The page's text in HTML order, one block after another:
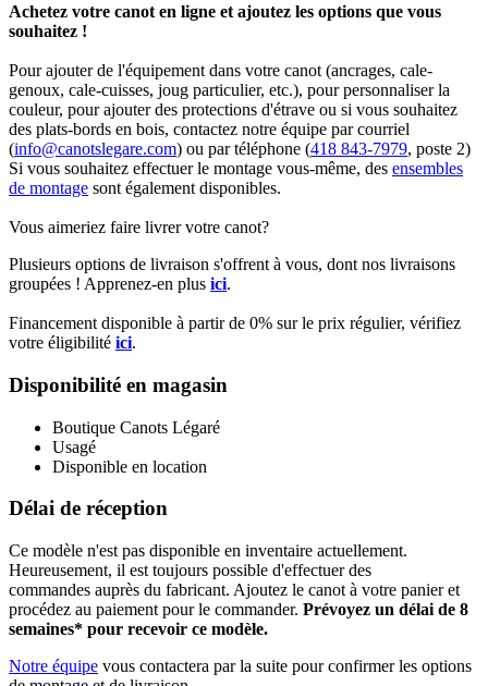
Achetez votre canot en ligne et ajoutez les options que vous
souhaitez !
Pour ajouter de l'équipement dans votre canot (ancrages, cale-
genoux, cale-cuisses, joug particulier, etc.), pour personnaliser la
couleur, pour ajouter des protections d'étrave ou si vous souhaitez
des plats-bords en bois, contactez notre équipe par courriel
(info@canotslegare.com) ou par téléphone (418 843-7979, poste 2)
Si vous souhaitez effectuer le montage vous-même, des ensembles
de montage sont également disponibles.
Vous aimeriez faire livrer votre canot?
Plusieurs options de livraison s'offrent à vous, dont nos livraisons
groupées ! Apprenez-en plus ici.
Financement disponible à partir de 0% sur le prix régulier, vérifiez
votre éligibilité ici.
Disponibilité en magasin
Boutique Canots Légaré
Usagé
Disponible en location
Délai de réception
Ce modèle n'est pas disponible en inventaire actuellement.
Heureusement, il est toujours possible d'effectuer des
commandes auprès du fabricant. Ajoutez le canot à votre panier et
procédez au paiement pour le commander. Prévoyez un délai de 8
semaines* pour recevoir ce modèle.
Notre équipe vous contactera par la suite pour confirmer les options